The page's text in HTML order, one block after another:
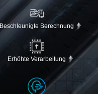
Beschleunigte Berechnung
Erhöhte Verarbeitung